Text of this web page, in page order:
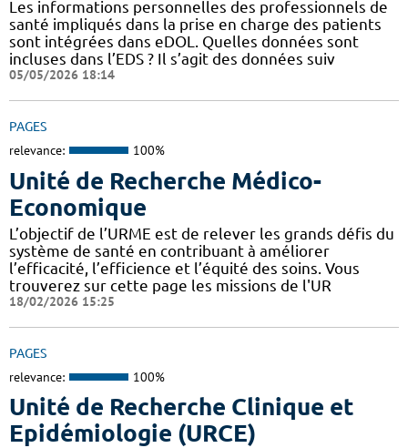
Les informations personnelles des professionnels de
santé impliqués dans la prise en charge des patients
sont intégrées dans eDOL. Quelles données sont
incluses dans l’EDS ? Il s’agit des données suiv
05/05/2026 18:14
PAGES
relevance: 100%
Unité de Recherche Médico-
Economique
L’objectif de l’URME est de relever les grands défis du
système de santé en contribuant à améliorer
l’efficacité, l’efficience et l’équité des soins. Vous
trouverez sur cette page les missions de l'UR
18/02/2026 15:25
PAGES
relevance: 100%
Unité de Recherche Clinique et
Epidémiologie (URCE)